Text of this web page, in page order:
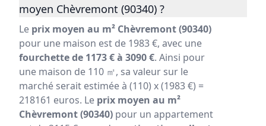
moyen Chèvremont (90340) ?
Le prix moyen au m² Chèvremont (90340)
pour une maison est de 1983 €, avec une
fourchette de 1173 € à 3090 €. Ainsi pour
une maison de 110 ㎡, sa valeur sur le
marché serait estimée à (110) x (1983 €) =
218161 euros. Le prix moyen au m²
Chèvremont (90340) pour un appartement